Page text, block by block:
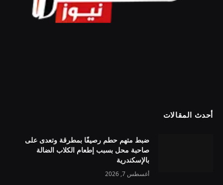
أحدث المقالات
ضبط متهم حطم رصيفًا بمطرقة وتعدى على
صاحبة محل بسبب إطعام الكلاب الضالة
بالإسكندرية
أغسطس 7, 2026